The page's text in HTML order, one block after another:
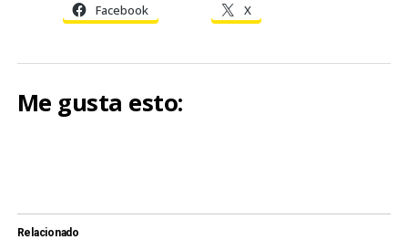
Facebook X
Me gusta esto:
Relacionado